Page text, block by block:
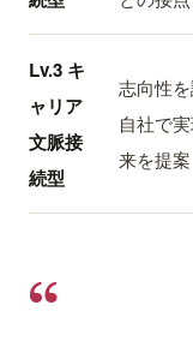
Lv.3 キ
ャリア
文脈接
続型
志向性を
自社で
来を提案